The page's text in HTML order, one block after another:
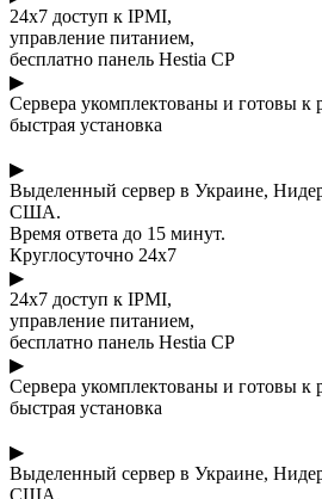
24x7 доступ к IPMI,
управление питанием,
бесплатно панель Hestia CP
▶
Сервера укомплектованы и готовы к
быстрая установка
▶
Выделенный сервер в Украине,
США.
Время ответа до 15 минут.
Круглосуточно 24x7
▶
24x7 доступ к IPMI,
управление питанием,
бесплатно панель Hestia CP
▶
Сервера укомплектованы и готовы к
быстрая установка
▶
Выделенный сервер в Украине,